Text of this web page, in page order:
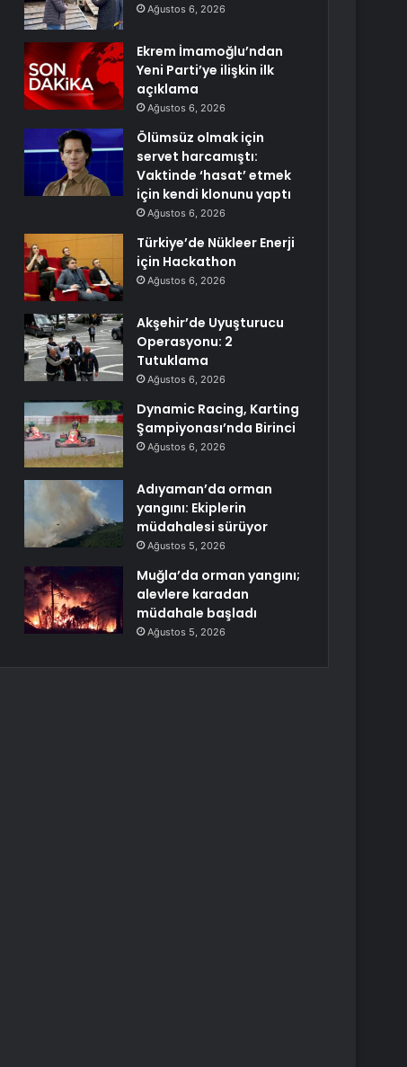
Ağustos 6, 2026
Ekrem İmamoğlu’ndan
Yeni Parti’ye ilişkin ilk
açıklama
Ağustos 6, 2026
Ölümsüz olmak için
servet harcamıştı:
Vaktinde ‘hasat’ etmek
için kendi klonunu yaptı
Ağustos 6, 2026
Türkiye’de Nükleer Enerji
için Hackathon
Ağustos 6, 2026
Akşehir’de Uyuşturucu
Operasyonu: 2
Tutuklama
Ağustos 6, 2026
Dynamic Racing, Karting
Şampiyonası’nda Birinci
Ağustos 6, 2026
Adıyaman’da orman
yangını: Ekiplerin
müdahalesi sürüyor
Ağustos 5, 2026
Muğla’da orman yangını;
alevlere karadan
müdahale başladı
Ağustos 5, 2026